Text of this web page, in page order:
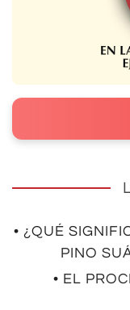
• ¿QUÉ
PINO
• EL